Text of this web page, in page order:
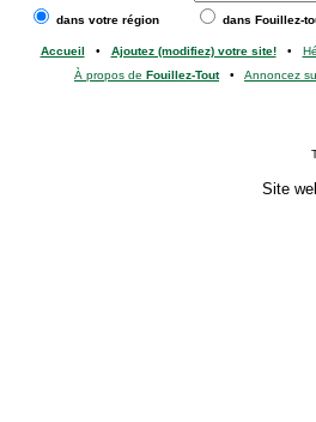
dans votre région dans Fouillez-
Accueil • Ajoutez (modifiez) votre site!•
À propos de Fouillez-Tout• Annoncez
Site